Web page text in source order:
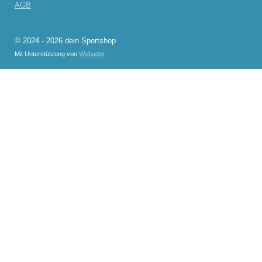
AGB
© 2024 - 2026 dein Sportshop
Mit Unterstützung von Webador